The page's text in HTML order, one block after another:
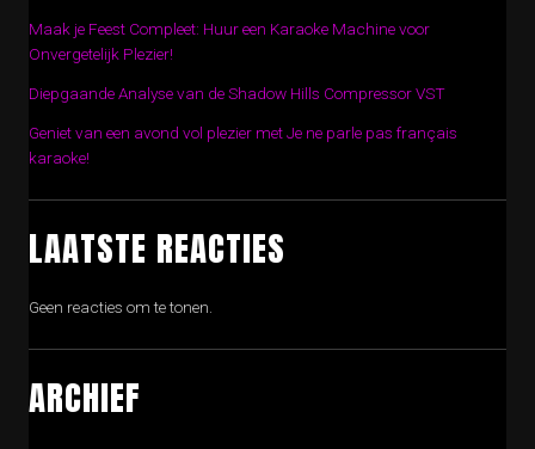
Maak je Feest Compleet: Huur een Karaoke Machine voor
Onvergetelijk Plezier!
Diepgaande Analyse van de Shadow Hills Compressor VST
Geniet van een avond vol plezier met Je ne parle pas français
karaoke!
LAATSTE REACTIES
Geen reacties om te tonen.
ARCHIEF